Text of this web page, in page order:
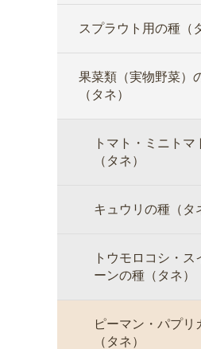
スプラウト用の種（
果菜類（実物野菜）
（タネ）
トマト・ミニトマ
（タネ）
キュウリの種（タ
トウモロコシ・ス
ーンの種（タネ）
ピーマン・パプリ
（タネ）